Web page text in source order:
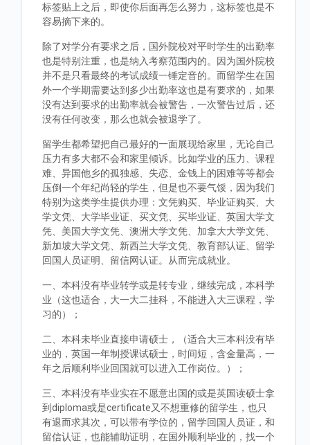
标签贴上之后，即使你后面再怎么努力，这标签也是不
容易摘下来的。
除了对学分有要求之后，国外院校对平时学生的出勤率
也是特别注重，也是纳入考察范围内的。因为国外院校
并不是只看最终的考试成绩一锤定音的。而留学生在国
外一个学期需要达到多少出勤率这也是有要求的，如果
没有达到要求的出勤率就会被警告，一次警告过后，还
没有任何改变，那么也就会被退学了。
留学生都希望把自己最好的一面展现给家里，无论自己
压力有多大都不会和家里倾诉。比如学业的压力、课程
难、异国他乡的孤独感、失恋、金钱上的困难等等都会
压倒一个年纪尚轻的学生，但是也不要气馁，因为我们
特别为这类学生提供办理：文凭购买、毕业证购买、大
学文凭、大学毕业证、买文凭、买毕业证、英国大学文
凭、美国大学文凭、澳洲大学文凭、加拿大大学文凭、
新加坡大学文凭、新西兰大学文凭、教育部认证、留学
回国人员证明、留信网认证。从而完成就业。
一、本科没有毕业转学或是转专业，继续完成，本科学
业（这也适合，大一大二挂科，不能进入大三课程，学
习的）；
二、本科未毕业直接申请硕士，（适合大三本科没有毕
业的，英国一年制授课试硕士，时间短，含金量高，一
年之后顺利毕业回国就可以进入工作岗位。）；
三、本科没有毕业实在不愿意出国的或是英国读硕士拿
到diploma或是certificate又不想重修的留学生，也只
有退而求其次，可以带有学位的，留学回国人员证，和
留信认证，也能辅助证明，在国外顺利毕业的，找一个